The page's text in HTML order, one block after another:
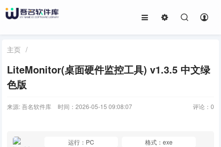
主页 /
LiteMonitor(桌面硬件监控工具) v1.3.5 中文绿
色版
来源: 吾名软件库 时间：2026-05-15 09:08:07 评论： 0
运行：PC
格式：exe